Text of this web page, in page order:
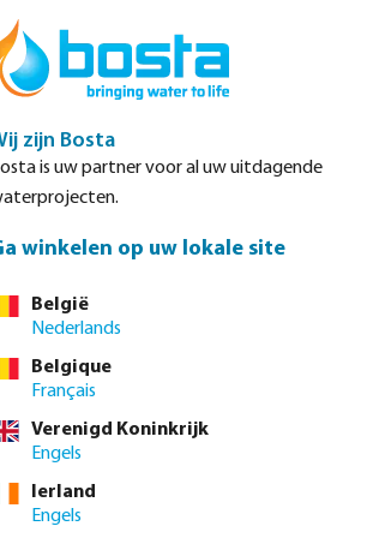
304 1" x 1/2" klem x
overslaan
zijn Bosta
is uw partner voor al uw uitdagende
winkelen op uw lokale site
België
Nederlands
Belgique
Français
Verenigd Koninkrijk
Engels
Ierland
Engels